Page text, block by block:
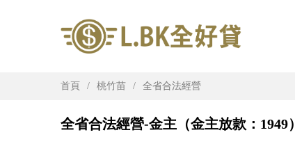
首頁 桃竹苗 全省合法經營
全省合法經營-金主（金主放款：1949）